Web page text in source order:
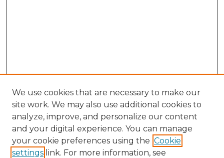
We use cookies that are necessary to make our
site work. We may also use additional cookies to
analyze, improve, and personalize our content
and your digital experience. You can manage
your cookie preferences using the Cookie
settings link. For more information, see